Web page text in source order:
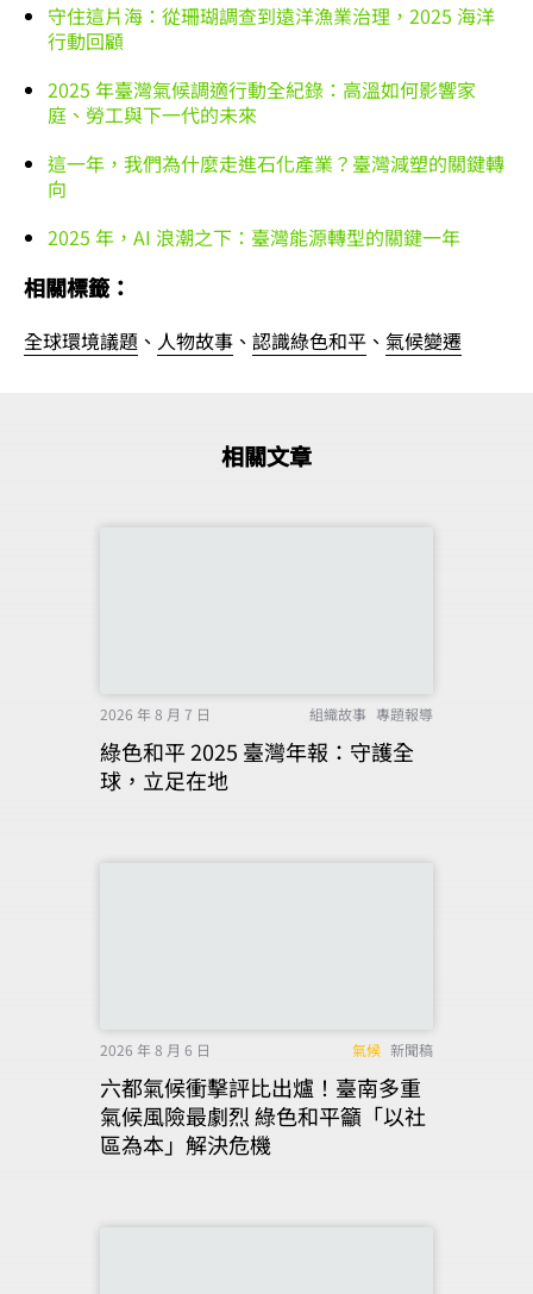
守住這片海：從珊瑚調查到遠洋漁業治理，2025 海洋
行動回顧
2025 年臺灣氣候調適行動全紀錄：高溫如何影響家
庭、勞工與下一代的未來
這一年，我們為什麼走進石化產業？臺灣減塑的關鍵轉
向
2025 年，AI 浪潮之下：臺灣能源轉型的關鍵一年
相關標籤：
全球環境議題 、 人物故事 、 認識綠色和平 、 氣候變遷
相關文章
2026 年 8 月 7 日 組織故事 專題報導
綠色和平 2025 臺灣年報：守護全
球，立足在地
2026 年 8 月 6 日 氣候 新聞稿
六都氣候衝擊評比出爐！臺南多重
氣候風險最劇烈 綠色和平籲「以社
區為本」解決危機